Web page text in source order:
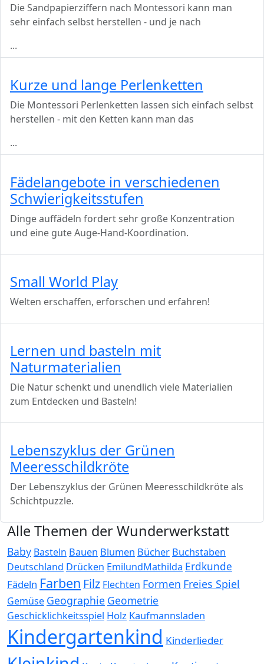
Die Sandpapierziffern nach Montessori kann man
sehr einfach selbst herstellen - und je nach
...
Kurze und lange Perlenketten
Die Montessori Perlenketten lassen sich einfach selbst
herstellen - mit den Ketten kann man das
...
Fädelangebote in verschiedenen
Schwierigkeitsstufen
Dinge auffädeln fordert sehr große Konzentration
und eine gute Auge-Hand-Koordination.
Small World Play
Welten erschaffen, erforschen und erfahren!
Lernen und basteln mit
Naturmaterialien
Die Natur schenkt und unendlich viele Materialien
zum Entdecken und Basteln!
Lebenszyklus der Grünen
Meeresschildkröte
Der Lebenszyklus der Grünen Meeresschildkröte als
Schichtpuzzle.
Alle Themen der Wunderwerkstatt
Baby Basteln Bauen Blumen Bücher Buchstaben
Deutschland Drücken EmilundMathilda Erdkunde
Fädeln Farben Filz Flechten Formen Freies Spiel
Gemüse Geographie Geometrie
Geschicklichkeitsspiel Holz Kaufmannsladen
Kindergartenkind Kinderlieder